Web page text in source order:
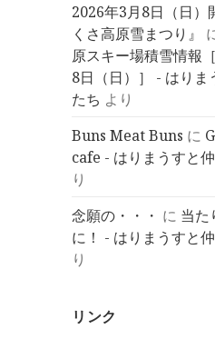
2026年3月8日（日）
くさ高原雪まつり』
原スキー場積雪情報
8日（日）］ - はりま
たち より
Buns Meat Buns に
cafe - はりまうすと
り
念願の・・・ に 当た
に！ - はりまうすと
り
リンク